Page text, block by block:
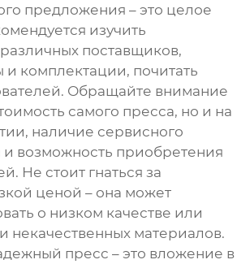
предложения – это целое
изучить
поставщиков,
и комплектации, почитать
Обращайте внимание
самого пресса, но и на
наличие сервисного
возможность приобретения
Не стоит гнаться за
ценой – она может
о низком качестве или
некачественных материалов.
пресс – это вложение в